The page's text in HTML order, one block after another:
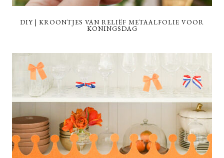
DIY | KROONTJES VAN RELIËF METAALFOLIE VOOR
KONINGSDAG